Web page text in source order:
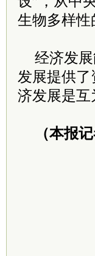
生物多样性
经济发
发展提供
济发展是互
（本报